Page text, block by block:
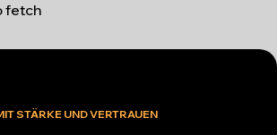
fetch
STÄRKE UND VERTRAUEN